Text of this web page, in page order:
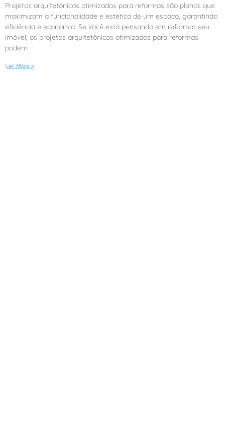
Projetos arquitetônicos otimizados para reformas são planos que
maximizam a funcionalidade e estética de um espaço, garantindo
eficiência e economia. Se você está pensando em reformar seu
imóvel, os projetos arquitetônicos otimizados para reformas
podem
Ler Mais »